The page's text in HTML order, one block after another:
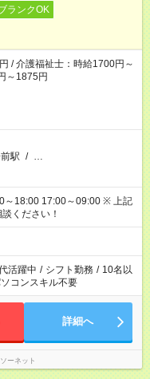
ランクOK
/ 介護福祉士：時給1700円～
～1875円
駅 / …
17:00～09:00 ※ 上記
ください！
活躍中 / シフト勤務 / 10名以
コンスキル不要
詳細へ
ーネット